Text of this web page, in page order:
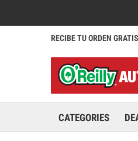
RECIBE TU ORDEN
CATEGORIES